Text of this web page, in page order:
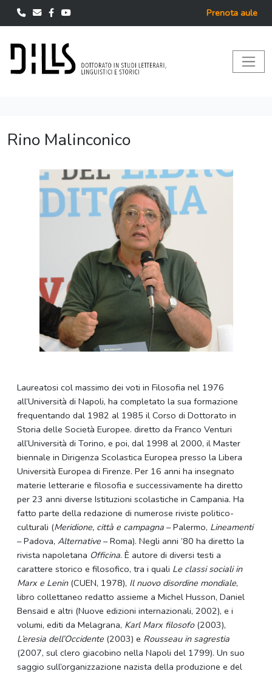
Prenota aule
Rino Malinconico
Laureatosi col massimo dei voti in Filosofia nel 1976
all’Università di Napoli, ha completato la sua formazione
frequentando dal 1982 al 1985 il Corso di Dottorato in
Storia delle Società Europee. diretto da Franco Venturi
all’Università di Torino, e poi, dal 1998 al 2000, il Master
biennale in Dirigenza Scolastica Europea presso la Libera
Università Europea di Firenze. Per 16 anni ha insegnato
materie letterarie e filosofia e successivamente ha diretto
per 23 anni diverse Istituzioni scolastiche in Campania. Ha
fatto parte della redazione di numerose riviste politico-
culturali (Meridione, città e campagna – Palermo, Lineamenti
– Padova, Alternative – Roma). Negli anni ’80 ha diretto la
rivista napoletana Officina. È autore di diversi testi a
carattere storico e filosofico, tra i quali Le classi sociali in
Marx e Lenin (CUEN, 1978), Il nuovo disordine mondiale,
libro collettaneo redatto assieme a Michel Husson, Daniel
Bensaid e altri (Nuove edizioni internazionali, 2002), e i
volumi, editi da Melagrana, Karl Marx filosofo(2003),
L’eresia dell’Occidente (2003) e Rousseau in sagrestia
(2007, sul clero giacobino nella Napoli del 1799). Un suo
saggio sull’organizzazione nazista della produzione e del